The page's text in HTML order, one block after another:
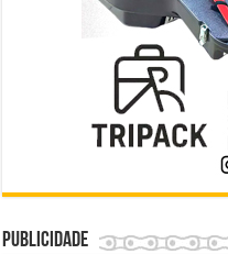
Publicidade